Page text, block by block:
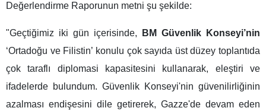
Değerlendirme Raporunun metni şu şekilde:
"Geçtiğimiz iki gün içerisinde,
BM Güvenlik Konseyi’nin
‘Ortadoğu ve Filistin’ konulu çok sayıda üst düzey toplantıda
çok taraflı diplomasi kapasitesini kullanarak, eleştiri ve
ifadelerde bulundum. Güvenlik Konseyi'nin güvenilirliğinin
azalması endişesini dile getirerek, Gazze'de devam eden